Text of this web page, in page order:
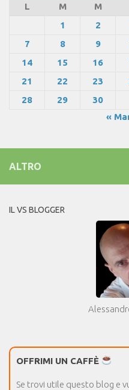
L
M M
1
2
7
8 9
14
15 16
21
22 23
28
29
30
«
ALTRO
IL VS BLOGGER
OFFRIMI UN CAFFÈ
Se trovi utile questo blog e